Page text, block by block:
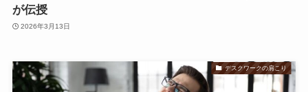
が伝授
2026年3月13日
デスクワークの肩こり